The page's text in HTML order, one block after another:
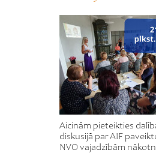
Aicinām pieteikties
diskusijā par AIF
NVO vajadzībām